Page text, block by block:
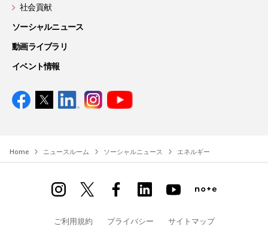
社会貢献
ソーシャルニュース
動画ライブラリ
イベント情報
Home ニュースルーム ソーシャルニュース エネルギー
ご利用規約 プライバシー サイトマップ